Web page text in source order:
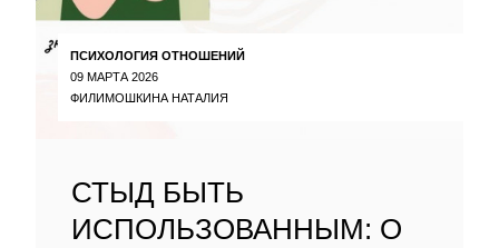
ПСИХОЛОГИЯ ОТНОШЕНИЙ
09 МАРТА 2026
ФИЛИМОШКИНА НАТАЛИЯ
СТЫД БЫТЬ
ИСПОЛЬЗОВАННЫМ: О